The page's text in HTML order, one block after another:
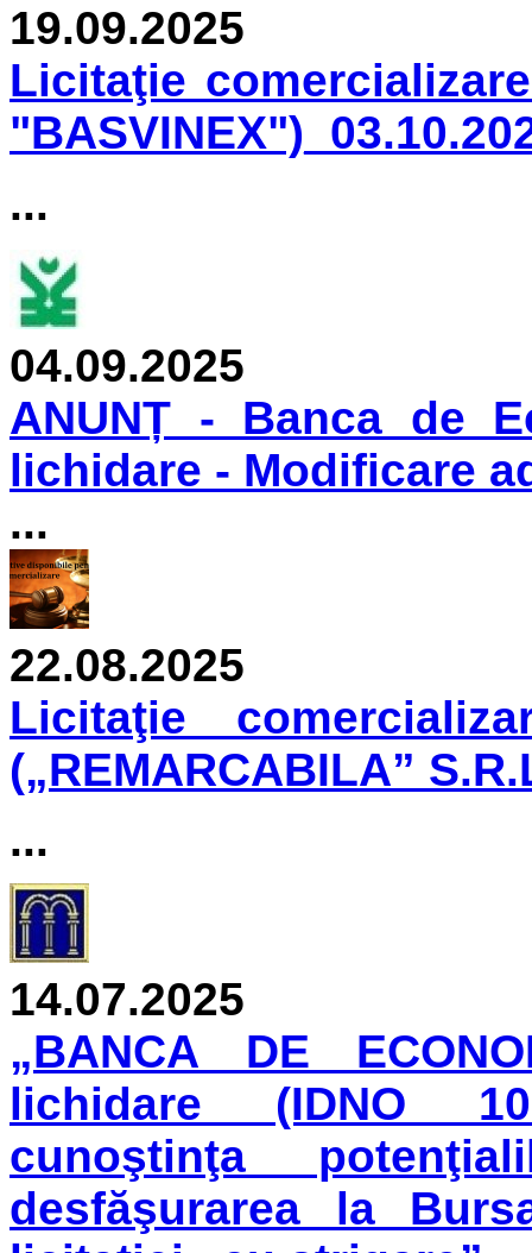
19.09.2025
Licitaţie
...
04.09.2025
ANUNȚ - Banca de
lichidare - Modificare
...
22.08.2025
Licitaţie
(„REMARCABILA”
...
14.07.2025
„BANCA DE
lichidare (IDNO
cunoştinţa
desfăşurarea la